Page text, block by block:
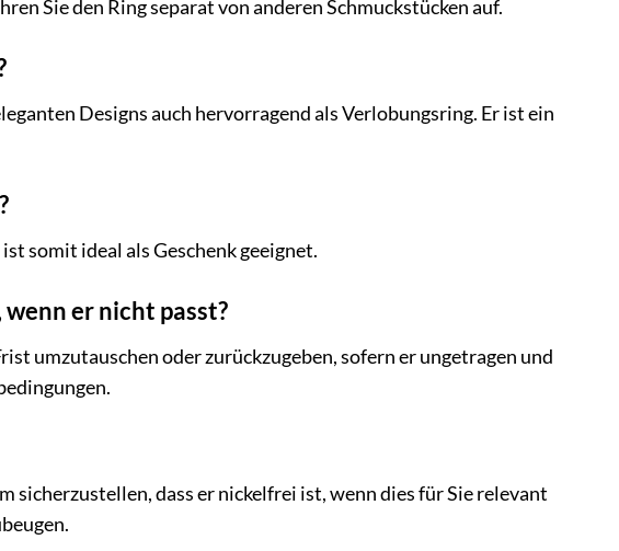
Sie den Ring separat von anderen Schmuckstücken auf.
Designs auch hervorragend als Verlobungsring. Er ist ein
somit ideal als Geschenk geeignet.
er nicht passt?
umzutauschen oder zurückzugeben, sofern er ungetragen und
sicherzustellen, dass er nickelfrei ist, wenn dies für Sie relevant